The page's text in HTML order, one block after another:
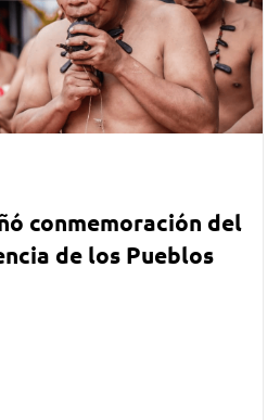
conmemoración del
de los Pueblos